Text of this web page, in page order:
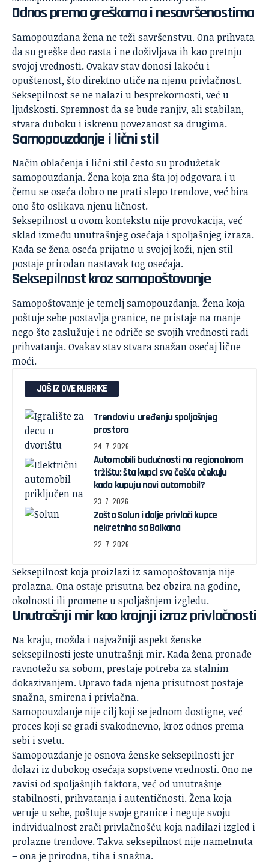
Odnos prema greškama i nesavršenostima
Samopouzdana žena ne teži savršenstvu. Ona prihvata
da su greške deo rasta i ne doživljava ih kao pretnju
svojoj vrednosti. Ovakav stav donosi lakoću i
opuštenost, što direktno utiče na njenu privlačnost.
Seksepilnost se ne nalazi u besprekornosti, već u
ljudskosti. Spremnost da se bude ranjiv, ali stabilan,
stvara duboku i iskrenu povezanost sa drugima.
Samopouzdanje i lični stil
Način oblačenja i lični stil često su produžetak
samopouzdanja. Žena koja zna šta joj odgovara i u
čemu se oseća dobro ne prati slepo trendove, već bira
ono što oslikava njenu ličnost.
Seksepilnost u ovom kontekstu nije provokacija, već
sklad između unutrašnjeg osećaja i spoljašnjeg izraza.
Kada se žena oseća prijatno u svojoj koži, njen stil
postaje prirodan nastavak tog osećaja.
Seksepilnost kroz samopoštovanje
Samopoštovanje je temelj samopouzdanja. Žena koja
poštuje sebe postavlja granice, ne pristaje na manje
nego što zaslužuje i ne odriče se svojih vrednosti radi
prihvatanja. Ovakav stav stvara snažan osećaj lične
moći.
JOŠ IZ OVE RUBRIKE
Trendovi u uređenju spoljašnjeg
prostora
24. 7. 2026.
Automobili budućnosti na regionalnom
tržištu: šta kupci sve češće očekuju
kada kupuju novi automobil?
23. 7. 2026.
Zašto Solun i dalje privlači kupce
nekretnina sa Balkana
22. 7. 2026.
Seksepilnost koja proizlazi iz samopoštovanja nije
prolazna. Ona ostaje prisutna bez obzira na godine,
okolnosti ilipromene u spoljašnjem izgledu.
Unutrašnji mir kao krajnji izraz privlačnosti
Na kraju, možda i najvažniji aspekt ženske
seksepilnosti jeste unutrašnji mir. Kada žena pronađe
ravnotežu sa sobom, prestaje potreba za stalnim
dokazivanjem. Upravo tada njena prisutnost postaje
snažna, smirena i privlačna.
Samopouzdanje nije cilj koji se jednom dostigne, već
proces koji se gradi svakodnevno, kroz odnos prema
sebi i svetu.
Samopouzdanjeje osnova ženske seksepilnosti jer
dolazi iz dubokog osećaja sopstvene vrednosti. Ono ne
zavisi od spoljašnjih faktora, već od unutrašnje
stabilnosti, prihvatanja i autentičnosti. Žena koja
veruje u sebe, poštuje svoje granice i neguje svoju
individualnost zrači privlačnošću koja nadilazi izgled i
prolazne trendove. Takva seksepilnost nije nametnuta
– ona je prirodna, tiha i snažna.